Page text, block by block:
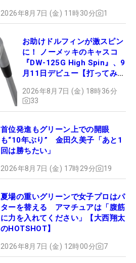
2026年8月7日 (金) 11時30分 1
お助けドルフィンが激スピン
に！ ノーメッキのキャスコ
『DW-125G High Spin』、9
月11日デビュー【打ってみ
2026年8月7日 (金) 18時36分
33
首位発進もグリーン上での開眼
も“10年ぶり” 金田久美子「あと1
回は勝ちたい」
2026年8月7日 (金) 17時29分 19
夏場の重いグリーンで女子プロはパ
ターを替える アマチュアは「腹筋
に力を入れてください」【大西翔太
のHOTSHOT】
2026年8月7日 (金) 12時00分 7